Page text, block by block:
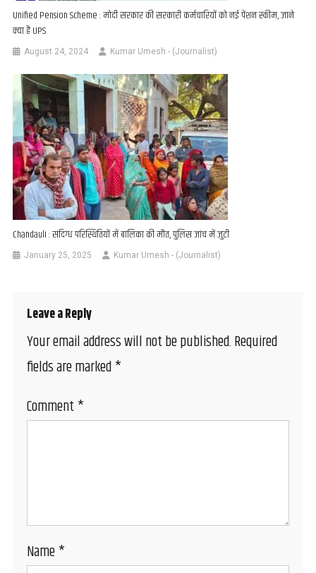
Unified Pension Scheme : मोदी सरकार की सरकारी कर्मचारियों को नई पेंशन स्कीम, जाने
क्या है UPS
August 24, 2024 Kumar Umesh - (Journalist)
Chandauli : संदिग्ध परिस्थितियों में बालिका की मौत, पुलिस जांच में जुटी
January 25, 2025 Kumar Umesh - (Journalist)
Leave a Reply
Your email address will not be published.Required
fields are marked*
Comment*
Name*